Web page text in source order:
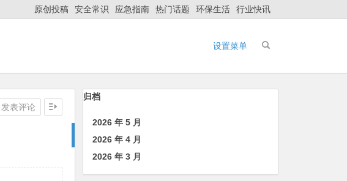
原创投稿 安全常识 应急指南 热门话题 环保生活 行业快讯
设置菜单
发表评论
归档
2026 年 5 月
2026 年 4 月
2026 年 3 月